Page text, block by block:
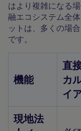
はより複雑になる
融エコシステム全
ットは、多くの場
です。
機能
直
カ
イ
現地法